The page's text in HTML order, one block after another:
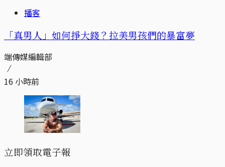
播客
「真男人」如何掙大錢？拉美男孩們的暴富夢
端傳媒編輯部
16 小時前
立即領取電子報